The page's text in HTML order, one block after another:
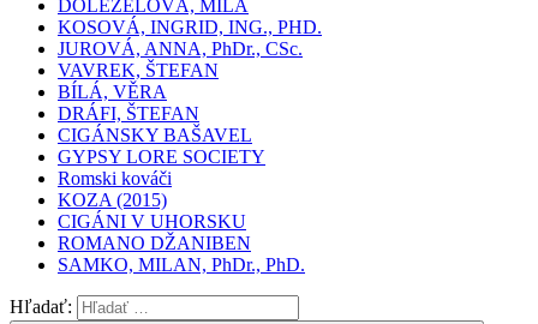
DOLEŽELOVÁ, MÍLA
KOSOVÁ, INGRID, ING., PHD.
JUROVÁ, ANNA, PhDr., CSc.
VAVREK, ŠTEFAN
BÍLÁ, VĚRA
DRÁFI, ŠTEFAN
CIGÁNSKY BAŠAVEL
GYPSY LORE SOCIETY
Romski kováči
KOZA (2015)
CIGÁNI V UHORSKU
ROMANO DŽANIBEN
SAMKO, MILAN, PhDr., PhD.
Hľadať: